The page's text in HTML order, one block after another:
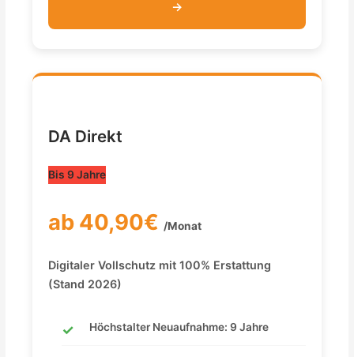
→
DA Direkt
Bis 9 Jahre
ab 40,90€ /Monat
Digitaler Vollschutz mit 100% Erstattung
(Stand 2026)
Höchstalter Neuaufnahme: 9 Jahre